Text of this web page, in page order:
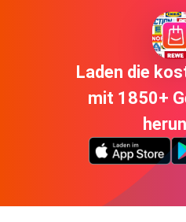
Laden die
mit 1850+